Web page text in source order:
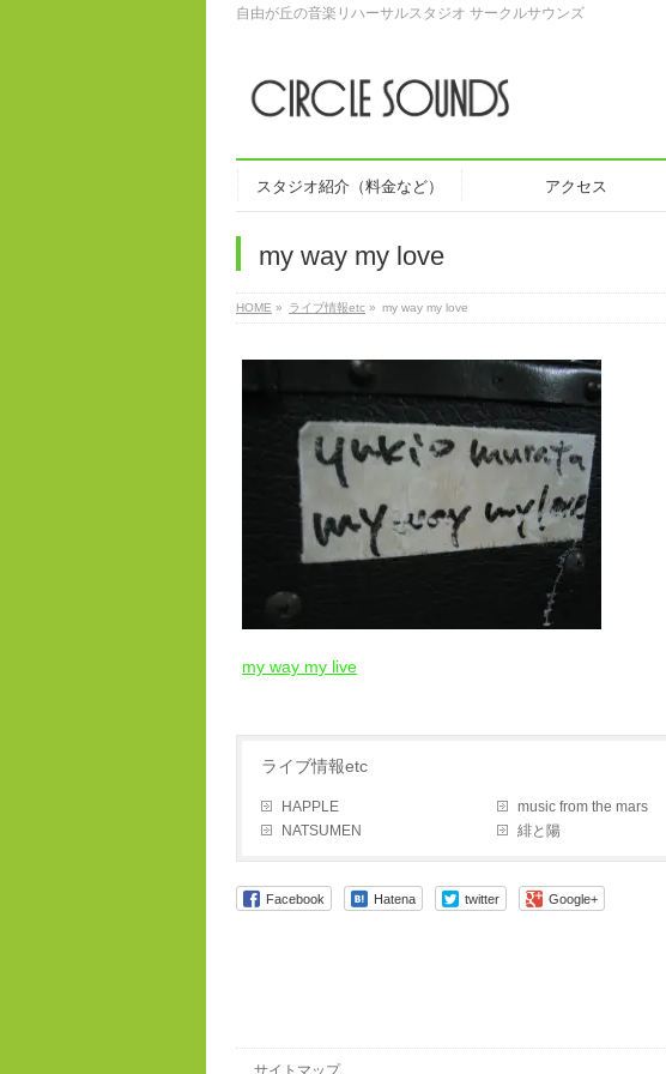
自由が丘の音楽リハーサルスタジオ サークルサウンズ
スタジオ紹介（料金など） アクセス
my way my love
HOME » ライブ情報etc » my way my love
my way my live
ライブ情報etc
HAPPLE music from the mars
NATSUMEN
緋と陽
Facebook Hatena twitter Google+
サイトマップ